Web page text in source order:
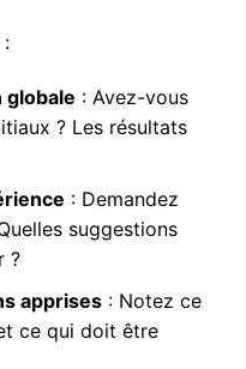
:
globale : Avez-vous
? Les résultats
: Demandez
suggestions
?
apprises: Notez ce
ce qui doit être